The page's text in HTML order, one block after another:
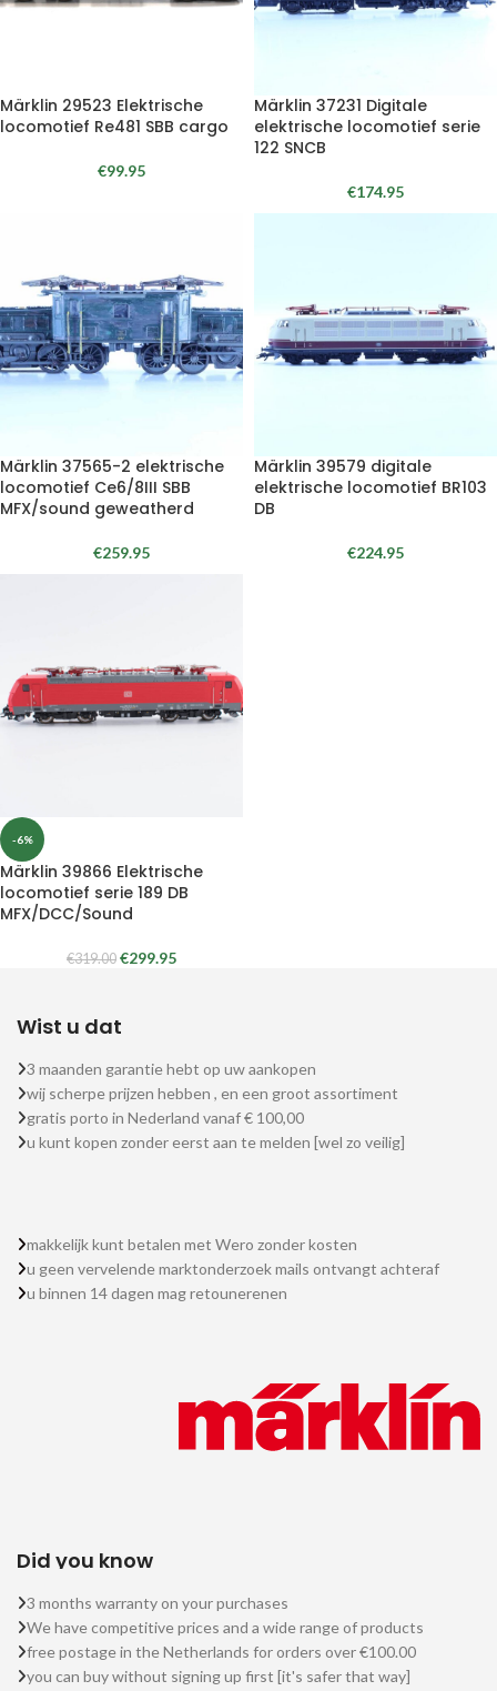
Märklin 29523 Elektrische
locomotief Re481 SBB cargo
€99.95
Märklin 37231 Digitale
elektrische locomotief serie
122 SNCB
€174.95
Märklin 37565-2 elektrische
locomotief Ce6/8III SBB
MFX/sound geweatherd
€259.95
Märklin 39579 digitale
elektrische locomotief BR103
DB
€224.95
-6%
Märklin 39866 Elektrische
locomotief serie 189 DB
MFX/DCC/Sound
€319.00 €299.95
Wist u dat
3 maanden garantie hebt op uw aankopen
wij scherpe prijzen hebben , en een groot assortiment
gratis porto in Nederland vanaf € 100,00
u kunt kopen zonder eerst aan te melden [wel zo veilig]
makkelijk kunt betalen met Wero zonder kosten
u geen vervelende marktonderzoek mails ontvangt achteraf
u binnen 14 dagen mag retounerenen
Did you know
3 months warranty on your purchases
We have competitive prices and a wide range of products
free postage in the Netherlands for orders over €100.00
you can buy without signing up first [it's safer that way]